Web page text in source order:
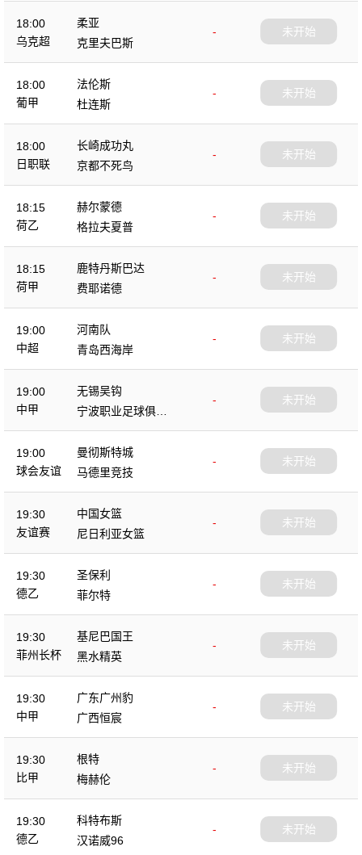
18:00
乌克超
柔亚
-
克里夫巴斯
未开始
18:00
葡甲
法伦斯
-
杜连斯
未开始
18:00
日职联
长崎成功丸
-
京都不死鸟
未开始
18:15
荷乙
赫尔蒙德
-
格拉夫夏普
未开始
18:15
荷甲
鹿特丹斯巴达
-
费耶诺德
未开始
19:00
中超
河南队
-
青岛西海岸
未开始
19:00
中甲
无锡吴钩
-
宁波职业足球俱乐
部
未开始
19:00
球会友谊
曼彻斯特城
-
马德里竞技
未开始
19:30
友谊赛
中国女篮
-
尼日利亚女篮
未开始
19:30
德乙
圣保利
-
菲尔特
未开始
19:30
菲州长杯
基尼巴国王
-
黑水精英
未开始
19:30
中甲
广东广州豹
-
广西恒宸
未开始
19:30
比甲
根特
-
梅赫伦
未开始
19:30
德乙
科特布斯
-
汉诺威96
未开始